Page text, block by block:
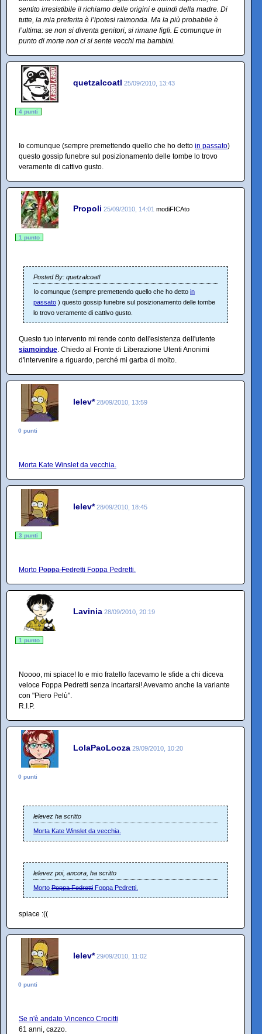
sentito irresistibile il richiamo delle origini e quindi della madre. Di
tutte, la mia preferita è l’ipotesi raimonda. Ma la più probabile è
l’ultima: se non si diventa genitori, si rimane figli. E comunque in
punto di morte non ci si sente vecchi ma bambini.
quetzalcoatl 25/09/2010, 13:43
4 punti
Io comunque (sempre premettendo quello che ho detto in passato)
questo gossip funebre sul posizionamento delle tombe lo trovo
veramente di cattivo gusto.
Propoli 25/09/2010, 14:01 modiFICAto
1 punto
Posted By: quetzalcoatl
Io comunque (sempre premettendo quello che ho detto in
passato ) questo gossip funebre sul posizionamento delle tombe
lo trovo veramente di cattivo gusto.
Questo tuo intervento mi rende conto dell'esistenza dell'utente
siamoindue. Chiedo al Fronte di Liberazione Utenti Anonimi
d'intervenire a riguardo, perché mi garba di molto.
lelev* 28/09/2010, 13:59
0 punti
Morta Kate Winslet da vecchia.
lelev* 28/09/2010, 18:45
3 punti
Morto Poppa Fedretti Foppa Pedretti.
Lavinia 28/09/2010, 20:19
1 punto
Noooo, mi spiace! Io e mio fratello facevamo le sfide a chi diceva
veloce Foppa Pedretti senza incartarsi! Avevamo anche la variante
con "Piero Pelù".
R.I.P.
LolaPaoLooza 29/09/2010, 10:20
0 punti
lelevez ha scritto
Morta Kate Winslet da vecchia.
lelevez poi, ancora, ha scritto
Morto Poppa Fedretti Foppa Pedretti.
spiace :((
lelev* 29/09/2010, 11:02
0 punti
Se n'è andato Vincenco Crocitti
61 anni, cazzo.